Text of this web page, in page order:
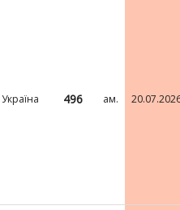
Україна 496 ам.